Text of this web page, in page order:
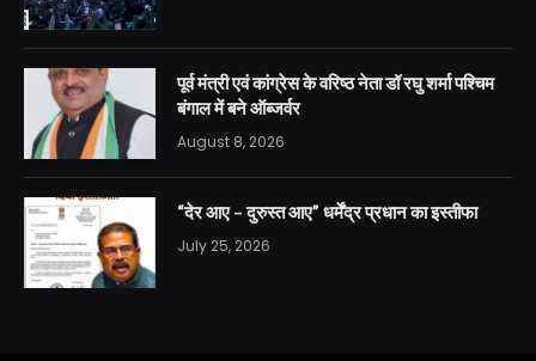
पूर्व मंत्री एवं कांग्रेस के वरिष्ठ नेता डॉ रघु शर्मा पश्चिम
बंगाल में बने ऑब्जर्वर
August 8, 2026
“देर आए – दुरुस्त आए” धर्मेंद्र प्रधान का इस्तीफा
July 25, 2026